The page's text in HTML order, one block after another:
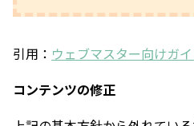
引用： ウェブマスター向けガ
コンテンツの修正